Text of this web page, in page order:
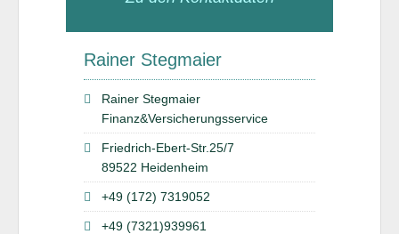
Rainer Stegmaier
Rainer Stegmaier
Finanz&Versicherungsservice
Friedrich-Ebert-Str.25/7
89522 Heidenheim
+49 (172) 7319052
+49 (7321)939961